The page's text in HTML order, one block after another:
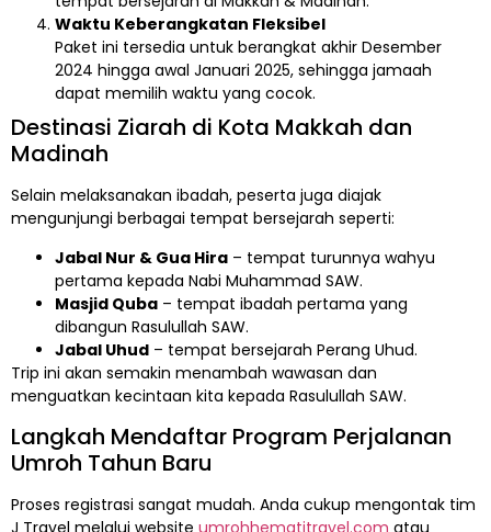
Waktu Keberangkatan Fleksibel
Paket ini tersedia untuk berangkat akhir Desember
2024 hingga awal Januari 2025, sehingga jamaah
dapat memilih waktu yang cocok.
Destinasi Ziarah di Kota Makkah dan
Madinah
Selain melaksanakan ibadah, peserta juga diajak
mengunjungi berbagai tempat bersejarah seperti:
Jabal Nur & Gua Hira – tempat turunnya wahyu
pertama kepada Nabi Muhammad SAW.
Masjid Quba – tempat ibadah pertama yang
dibangun Rasulullah SAW.
Jabal Uhud – tempat bersejarah Perang Uhud.
Trip ini akan semakin menambah wawasan dan
menguatkan kecintaan kita kepada Rasulullah SAW.
Langkah Mendaftar Program Perjalanan
Umroh Tahun Baru
Proses registrasi sangat mudah. Anda cukup mengontak tim